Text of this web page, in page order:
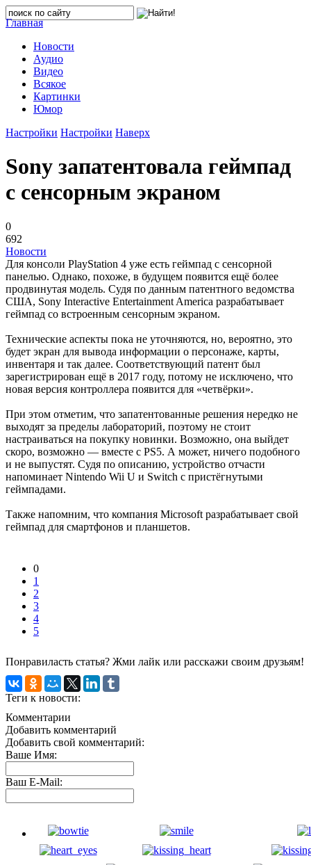
Главная
Новости
Аудио
Видео
Всякое
Картинки
Юмор
Настройки Настройки Наверх
Sony запатентовала геймпад
с сенсорным экраном
0
692
Новости
Для консоли PlayStation 4 уже есть геймпад с сенсорной
панелью. Однако, похоже, в будущем появится ещё более
продвинутая модель. Судя по данным патентного ведомства
США, Sony Interactive Entertainment America разрабатывает
геймпад со встроенным сенсорным экраном.
Технические аспекты пока не уточняются, но, вероятно, это
будет экран для вывода информации о персонаже, карты,
инвентаря и так далее. Соответствующий патент был
зарегистрирован ещё в 2017 году, потому не исключено, что
новая версия контроллера появится для «четвёрки».
При этом отметим, что запатентованные решения нередко не
выходят за пределы лабораторий, поэтому не стоит
настраиваться на покупку новинки. Возможно, она выйдет
скоро, возможно — вместе с PS5. А может, ничего подобного
и не выпустят. Судя по описанию, устройство отчасти
напоминает Nintendo Wii U и Switch с пристёгнутыми
геймпадами.
Также напомним, что компания Microsoft разрабатывает свой
геймпад для смартфонов и планшетов.
0
1
2
3
4
5
Понравиласть статья? Жми лайк или расскажи своим друзьям!
Теги к новости:
Комментарии
Добавить комментарий
Добавить свой комментарий:
Ваше Имя:
Ваш E-Mail: